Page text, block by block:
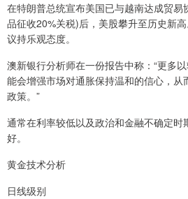
在特朗普总统宣布美国已与越南达成贸
品征收20%关税)后，美股攀升至历史新
议持乐观态度。
澳新银行分析师在一份报告中称：“更多
能会增强市场对通胀保持温和的信心，从
政策。”
通常在利率较低以及政治和金融不确定时
好。
黄金技术分析
日线级别